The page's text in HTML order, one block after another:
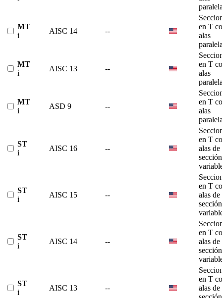
MT
i
AISC 14 --
en T
alas
MT
i
AISC 13 --
en T
alas
MT
i
ASD 9 --
en T
alas
ST
i
AISC 16 --
en T
alas de
sección
ST
i
AISC 15 --
en T
alas de
sección
ST
i
AISC 14 --
en T
alas de
sección
ST
i
AISC 13 --
en T
alas de